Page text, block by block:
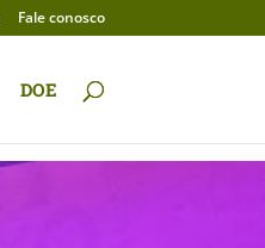
Fale conosco
DOE